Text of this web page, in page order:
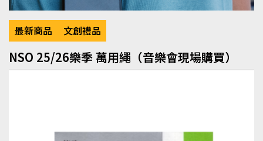
最新商品 文創禮品
NSO 25/26樂季 萬用繩（音樂會現場購買）